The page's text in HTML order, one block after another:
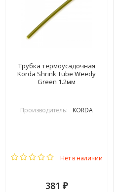
Трубка термоусадочная
Korda Shrink Tube Weedy
Green 1.2мм
Производитель: KORDA
Нет в наличии
381 ₽